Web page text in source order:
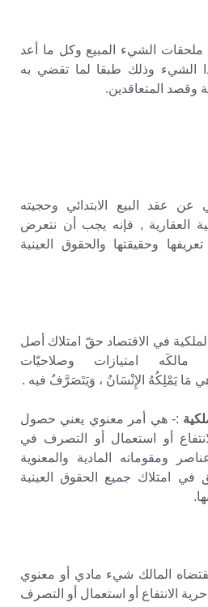
ملحقات الشيء المبيع وكل ما أعد
الشيء وذلك طبقا لما تقضي به
وقصد المتعاقدين.
عن عقد البيع الابتدائي وحجيته
العقارية , فإنه يجب أن نتعرض
وحقيقتها والحقوق العينية
في الاقتصاد حقّ امتلاك أصل
امتيازات وصلاحيّات
مَا يَمْلِكُهُ الإِنْسَانُ ، وَيَتَصَرَّفُ فيه .
:- هي أمر معنوي يعني حصول
أو استعمال أو التصرف في
ومقوماته المادية والمعنوية
في امتلاك جميع الحقوق العينية
المالك شيء مادي أو معنوي
الانتفاع أو استعمال أو التصرف